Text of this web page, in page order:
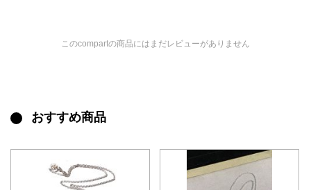
このcompartの商品にはまだレビューがありません
おすすめ商品